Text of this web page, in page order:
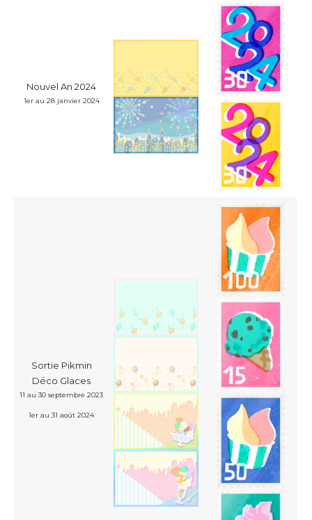
Nouvel An 2024
1er au 28 janvier 2024
Sortie Pikmin
Déco Glaces
11 au 30 septembre 2023
1er au 31 août 2024